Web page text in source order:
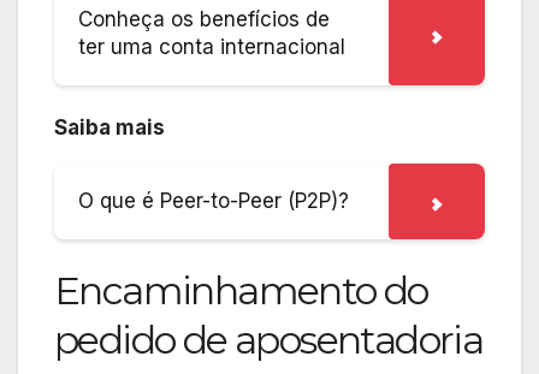
Conheça os benefícios de
ter uma conta internacional
Saiba mais
O que é Peer-to-Peer (P2P)?
Encaminhamento do
pedido de aposentadoria